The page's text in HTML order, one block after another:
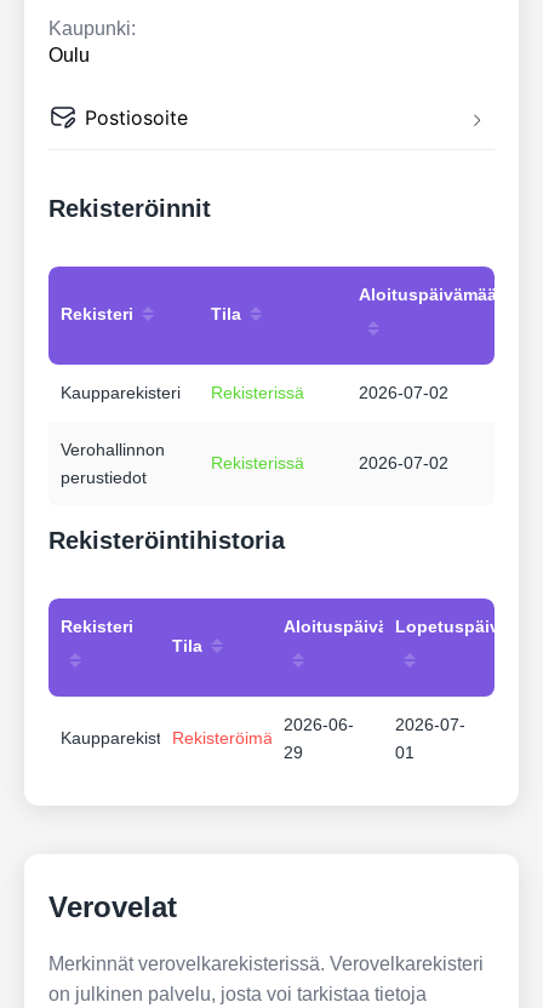
Kaupunki:
Oulu
Postiosoite
Rekisteröinnit
Rekisteri Tila
Aloituspäivämäärä
Kaupparekisteri Rekisterissä 2026-07-02
Verohallinnon
perustiedot
Rekisterissä 2026-07-02
Rekisteröintihistoria
Rekisteri
Tila
Aloituspäivämäärä
KaupparekisteriRekisteröimätön
2026-06-
29
2026-07-
01
Verovelat
Merkinnät verovelkarekisterissä. Verovelkarekisteri
on julkinen palvelu, josta voi tarkistaa tietoja